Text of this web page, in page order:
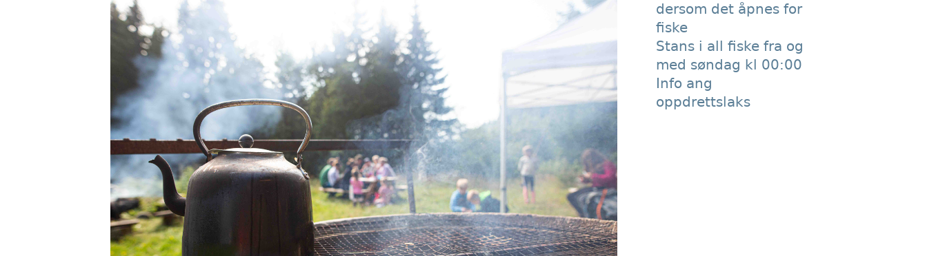
dersom det åpnes for
fiske
Stans i all fiske fra og
med søndag kl 00:00
Info ang
oppdrettslaks